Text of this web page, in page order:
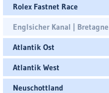
Rolex Fastnet Race
Englsicher Kanal | Bretagne
Atlantik Ost
Atlantik West
Neuschottland